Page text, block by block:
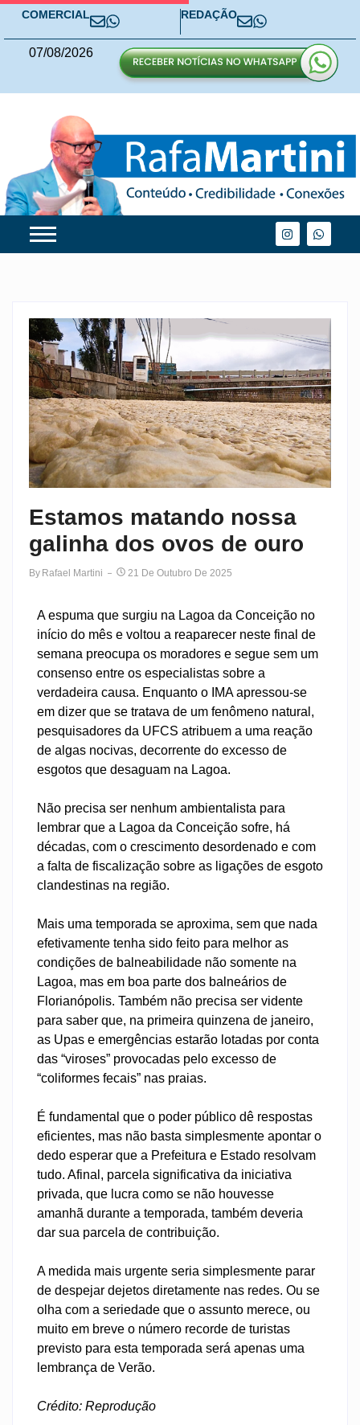
COMERCIAL REDAÇÃO
07/08/2026
Estamos matando nossa
galinha dos ovos de ouro
By Rafael Martini 21 De Outubro De 2025
A espuma que surgiu na Lagoa da Conceição no
início do mês e voltou a reaparecer neste final de
semana preocupa os moradores e segue sem um
consenso entre os especialistas sobre a
verdadeira causa. Enquanto o IMA apressou-se
em dizer que se tratava de um fenômeno natural,
pesquisadores da UFCS atribuem a uma reação
de algas nocivas, decorrente do excesso de
esgotos que desaguam na Lagoa.
Não precisa ser nenhum ambientalista para
lembrar que a Lagoa da Conceição sofre, há
décadas, com o crescimento desordenado e com
a falta de fiscalização sobre as ligações de esgoto
clandestinas na região.
Mais uma temporada se aproxima, sem que nada
efetivamente tenha sido feito para melhor as
condições de balneabilidade não somente na
Lagoa, mas em boa parte dos balneários de
Florianópolis. Também não precisa ser vidente
para saber que, na primeira quinzena de janeiro,
as Upas e emergências estarão lotadas por conta
das “viroses” provocadas pelo excesso de
“coliformes fecais” nas praias.
É fundamental que o poder público dê respostas
eficientes, mas não basta simplesmente apontar o
dedo esperar que a Prefeitura e Estado resolvam
tudo. Afinal, parcela significativa da iniciativa
privada, que lucra como se não houvesse
amanhã durante a temporada, também deveria
dar sua parcela de contribuição.
A medida mais urgente seria simplesmente parar
de despejar dejetos diretamente nas redes. Ou se
olha com a seriedade que o assunto merece, ou
muito em breve o número recorde de turistas
previsto para esta temporada será apenas uma
lembrança de Verão.
Crédito: Reprodução